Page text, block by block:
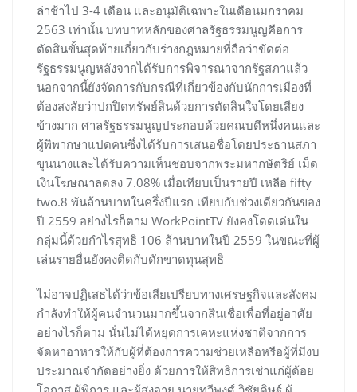
ล่าช้าไป 3-4 เดือน และอนุมัติเฉพาะในเดือนมกราคม
2563 เท่านั้น บทบาทหลักของศาลรัฐธรรมนูญคือการ
ตัดสินขั้นสุดท้ายเกี่ยวกับร่างกฎหมายที่ถือว่าขัดต่อ
รัฐธรรมนูญหลังจากได้รับการพิจารณาจากรัฐสภาแล้ว
นอกจากนี้ยังจัดการกับกรณีที่เกี่ยวข้องกับนักการเมืองที่
ต้องสงสัยว่าปกปิดทรัพย์สินด้วยการตัดสินใจโดยเสียง
ข้างมาก ศาลรัฐธรรมนูญประกอบด้วยคณบดีหนึ่งคนและ
ผู้พิพากษาแปดคนซึ่งได้รับการเสนอชื่อโดยประธานสภา
ขุนนางและได้รับความเห็นชอบจากพระมหากษัตริย์ เม็ด
เงินโฆษณาลดลง 7.08% เมื่อเทียบเป็นรายปี เหลือ fifty
two.8 พันล้านบาทในครึ่งปีแรก เทียบกับช่วงเดียวกันของ
ปี 2559 อย่างไรก็ตาม WorkPointTV ยังคงโดดเด่นใน
กลุ่มนี้ด้วยกำไรสุทธิ 106 ล้านบาทในปี 2559 ในขณะที่ผู้
เล่นรายอื่นยังคงติดกับดักขาดทุนสุทธิ
ไม่อาจปฏิเสธได้ว่าข้อเสียเปรียบทางเศรษฐกิจและสังคม
กำลังทำให้ผู้คนจำนวนมากขึ้นจากสินเชื่อเพื่อที่อยู่อาศัย
อย่างไรก็ตาม นั่นไม่ได้หยุดการเคหะแห่งชาติจากการ
จัดหาอาหารให้กับผู้ที่ต้องการความช่วยเหลือหรือผู้ที่มีงบ
ประมาณจำกัดอย่างยิ่ง ด้วยการให้สิทธิการเช่าแก่ผู้ด้อย